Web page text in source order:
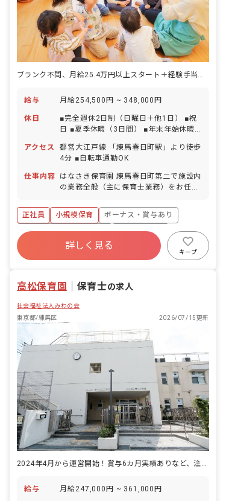
給与 月給254,500円 ~ 348,000円
休日
■完全週休2日制（日曜日＋他1日） ■祝
日 ■夏季休暇（3日間） ■年末年始休暇
日単位から取得可能／5日以上の連休応
相談） ■慶弔休暇 ■産前産後・育児休暇
（取得率100％・復帰率100％） ■介
護・看護休暇
アクセス
都営大江戸線 「練馬春日町駅」より徒歩
4分 ■自転車通勤OK
仕事内容
はなさき保育園 練馬春日町第二で施設内
の業務全般（主に保育士業務）をお任せ
です。
正社員 小規模保育
ボーナス・賞与あり
寮・住宅・家賃補助あり
社会保険完備
福利厚生充実
退職金制度
詳しく見る
キープ
高松保育園 保育士の求人
社会福祉法人みわの会
東京都/練馬区
2026/07/15更新
給与 月給247,000円 ~ 361,000円